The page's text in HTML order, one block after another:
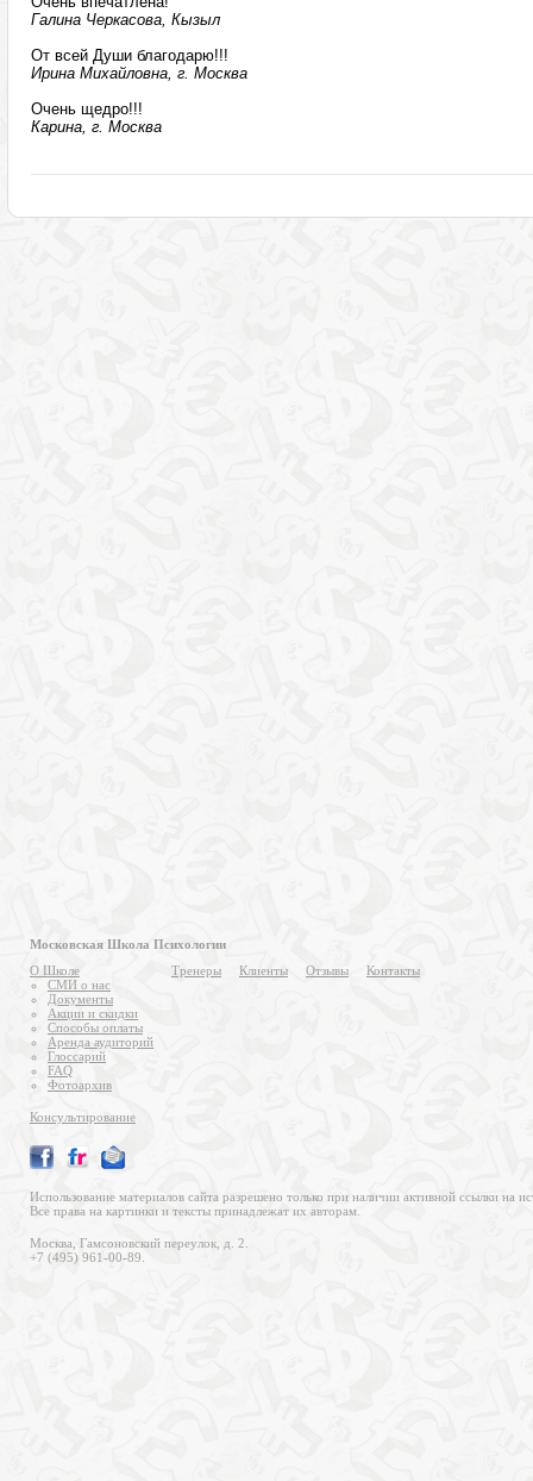
Галина Черкасова, Кызыл
От всей Души благодарю!!!
Ирина Михайловна, г. Москва
Очень щедро!!!
Карина, г. Москва
Московская Школа Психологии
О Школе
СМИ о нас
Документы
Акции и скидки
Способы оплаты
Аренда аудиторий
Глоссарий
FAQ
Фотоархив
Тренеры Клиенты Отзывы Контакты
Консультирование
Использование материалов сайта разрешено только при наличии активной ссылки на
Все права на картинки и тексты принадлежат их авторам.
Москва, Гамсоновский переулок, д. 2.
+7 (495) 961-00-89.